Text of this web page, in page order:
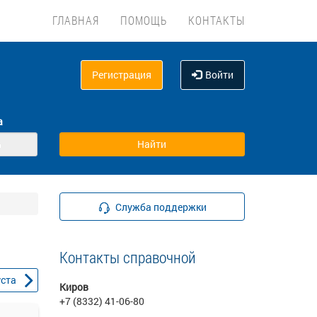
ГЛАВНАЯ ПОМОЩЬ КОНТАКТЫ
Регистрация Войти
Служба поддержки
Контакты справочной
Киров
+7 (8332) 41-06-80